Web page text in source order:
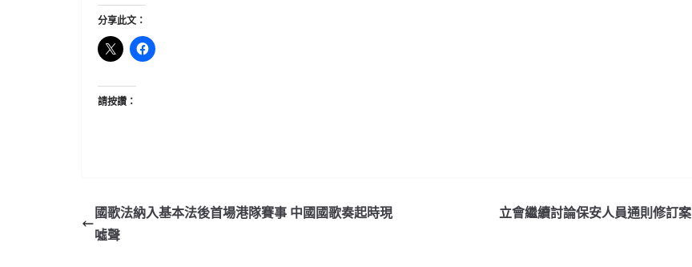
分享此文：
請按讚：
國歌法納入基本法後首場港隊賽事 中國國歌奏起時現
噓聲
立會繼續討論保安人員通則修訂案